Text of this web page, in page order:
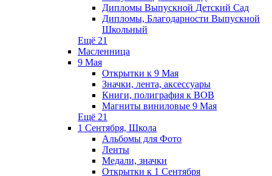
Дипломы Выпускной Детский Сад
Дипломы, Благодарности Выпускной
Школьный
Ещё 21
Масленница
9 Мая
Открытки к 9 Мая
Значки, лента, аксессуары
Книги, полиграфия к ВОВ
Магниты виниловые 9 Мая
Ещё 21
1 Сентября, Школа
Альбомы для Фото
Ленты
Медали, значки
Открытки к 1 Сентября